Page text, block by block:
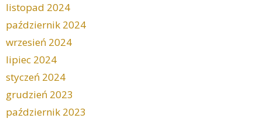
listopad 2024
październik 2024
wrzesień 2024
lipiec 2024
styczeń 2024
grudzień 2023
październik 2023